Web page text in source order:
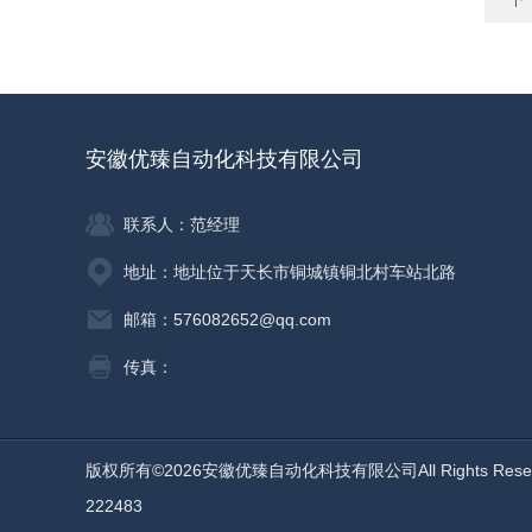
安徽优臻自动化科技有限公司
联系人：范经理
地址：地址位于天长市铜城镇铜北村车站北路
邮箱：576082652@qq.com
传真：
版权所有©2026安徽优臻自动化科技有限公司All Rights
222483